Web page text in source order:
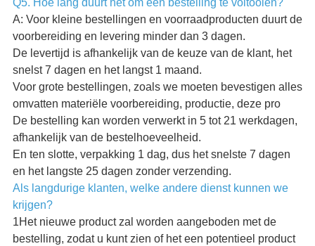
Q5. Hoe lang duurt het om een bestelling te voltooien?
A: Voor kleine bestellingen en voorraadproducten duurt de
voorbereiding en levering minder dan 3 dagen.
De levertijd is afhankelijk van de keuze van de klant, het
snelst 7 dagen en het langst 1 maand.
Voor grote bestellingen, zoals we moeten bevestigen alles
omvatten materiële voorbereiding, productie, deze pro
De bestelling kan worden verwerkt in 5 tot 21 werkdagen,
afhankelijk van de bestelhoeveelheid.
En ten slotte, verpakking 1 dag, dus het snelste 7 dagen
en het langste 25 dagen zonder verzending.
Als langdurige klanten, welke andere dienst kunnen we
krijgen?
1Het nieuwe product zal worden aangeboden met de
bestelling, zodat u kunt zien of het een potentieel product